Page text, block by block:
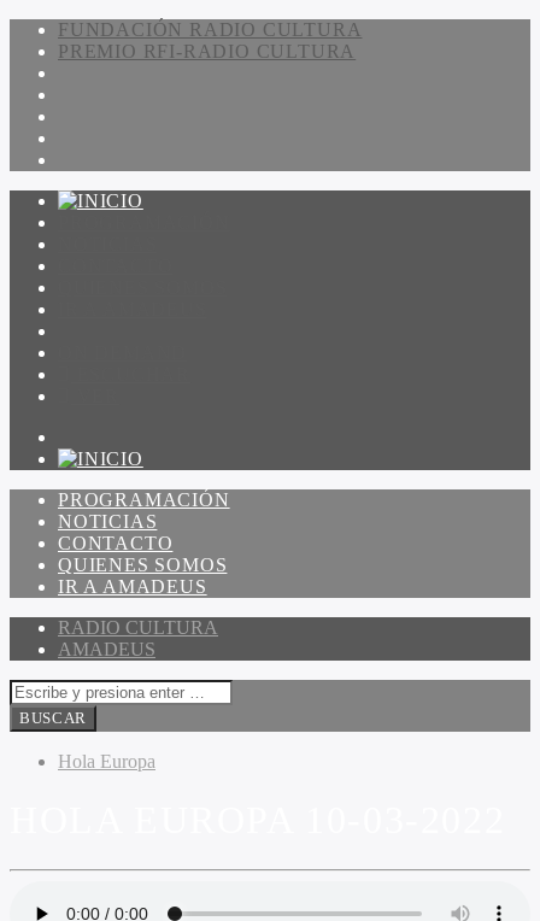
FUNDACIÓN RADIO CULTURA
PREMIO RFI-RADIO CULTURA
PROGRAMACIÓN
NOTICIAS
CONTACTO
QUIENES SOMOS
IR A AMADEUS
RADIO CULTURA
AMADEUS
Hola Europa